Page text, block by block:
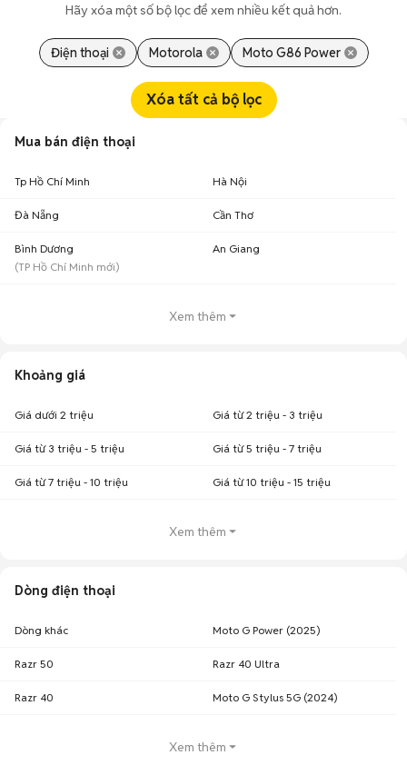
Hãy xóa một số bộ lọc để xem nhiều kết quả hơn.
Điện thoại Motorola Moto G86 Power
Xóa tất cả bộ lọc
Mua bán điện thoại
Tp Hồ Chí Minh Hà Nội
Đà Nẵng Cần Thơ
Bình Dương
(TP Hồ Chí Minh mới)
An Giang
Xem thêm
Khoảng giá
Giá dưới 2 triệu Giá từ 2 triệu - 3 triệu
Giá từ 3 triệu - 5 triệu Giá từ 5 triệu - 7 triệu
Giá từ 7 triệu - 10 triệu Giá từ 10 triệu - 15 triệu
Xem thêm
Dòng điện thoại
Dòng khác Moto G Power (2025)
Razr 50 Razr 40 Ultra
Razr 40 Moto G Stylus 5G (2024)
Xem thêm